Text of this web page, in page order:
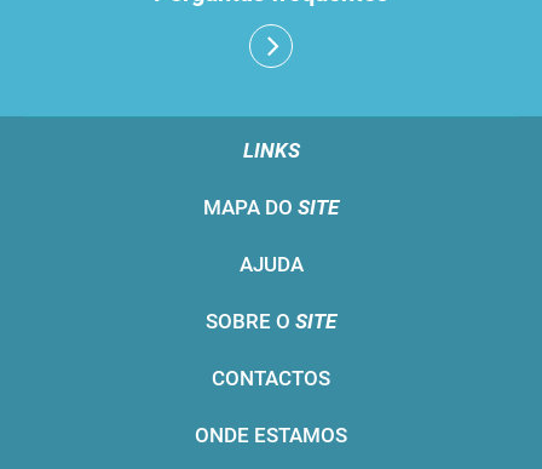
LINKS
MAPA DO SITE
AJUDA
SOBRE O SITE
CONTACTOS
ONDE ESTAMOS